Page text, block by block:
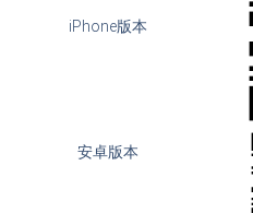
iPhone版本
安卓版本